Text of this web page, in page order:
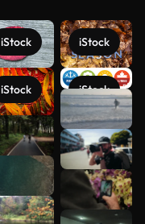
iStock
iStock
iStock
iStock
Mehr
anzeigen